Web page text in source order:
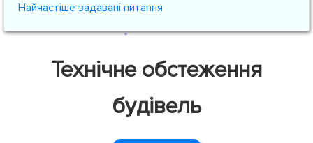
Найчастіше задавані питання
Технічне обстеження
будівель